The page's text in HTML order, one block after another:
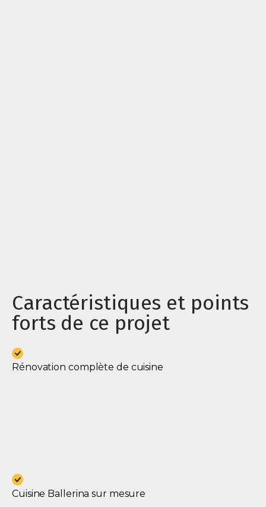
Caractéristiques et points
forts de ce projet
Rénovation complète de cuisine
Cuisine Ballerina sur mesure